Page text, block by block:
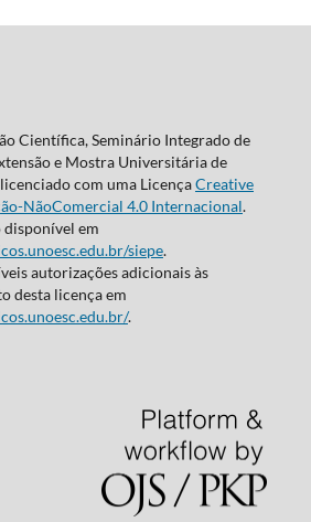
Científica, Seminário Integrado de
e Mostra Universitária de
com uma LicençaCreative
NãoComercial 4.0 Internacional.
disponível em
siepe.
autorizações adicionais às
desta licença em
.